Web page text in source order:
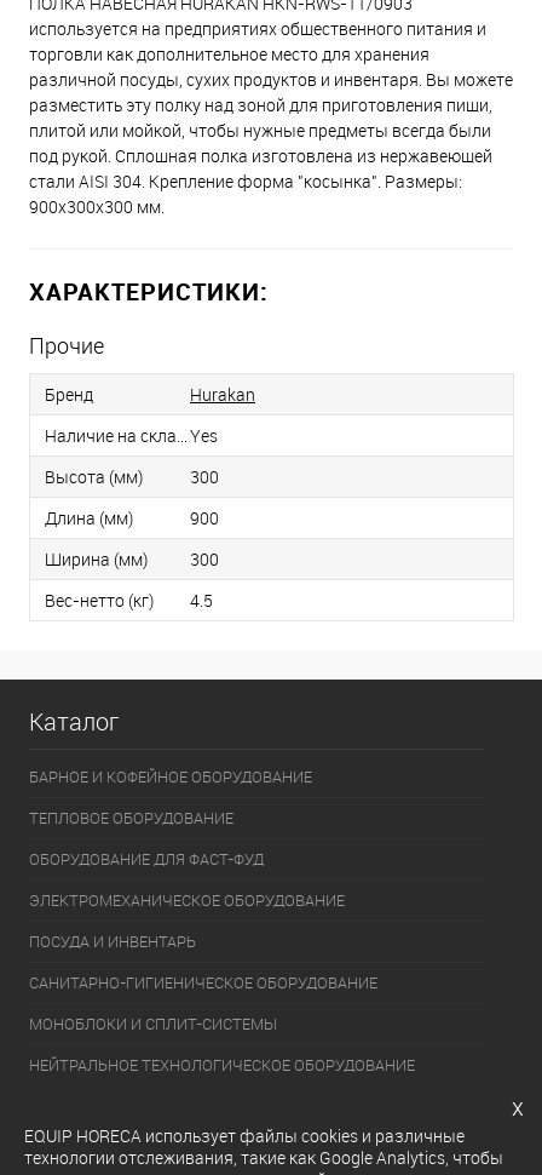
используется на предприятиях общественного питания и
торговли как дополнительное место для хранения
различной посуды, сухих продуктов и инвентаря. Вы можете
разместить эту полку над зоной для приготовления пищи,
плитой или мойкой, чтобы нужные предметы всегда были
под рукой. Сплошная полка изготовлена из нержавеющей
стали AISI 304. Крепление форма "косынка". Размеры:
900x300x300 мм.
ХАРАКТЕРИСТИКИ:
Прочие
Бренд
Hurakan
Наличие на складеYes
Высота (мм)
300
Длина (мм)
900
Ширина (мм)
300
Вес-нетто (кг)
4.5
Каталог
БАРНОЕ И КОФЕЙНОЕ ОБОРУДОВАНИЕ
ТЕПЛОВОЕ ОБОРУДОВАНИЕ
ОБОРУДОВАНИЕ ДЛЯ ФАСТ-ФУД
ЭЛЕКТРОМЕХАНИЧЕСКОЕ ОБОРУДОВАНИЕ
ПОСУДА И ИНВЕНТАРЬ
САНИТАРНО-ГИГИЕНИЧЕСКОЕ ОБОРУДОВАНИЕ
МОНОБЛОКИ И СПЛИТ-СИСТЕМЫ
НЕЙТРАЛЬНОЕ ТЕХНОЛОГИЧЕСКОЕ ОБОРУДОВАНИЕ
ХОЛОДИЛЬНОЕ ОБОРУДОВАНИЕ
x
EQUIP HORECA использует файлы cookies и различные
технологии отслеживания, такие как Google Analytics, чтобы